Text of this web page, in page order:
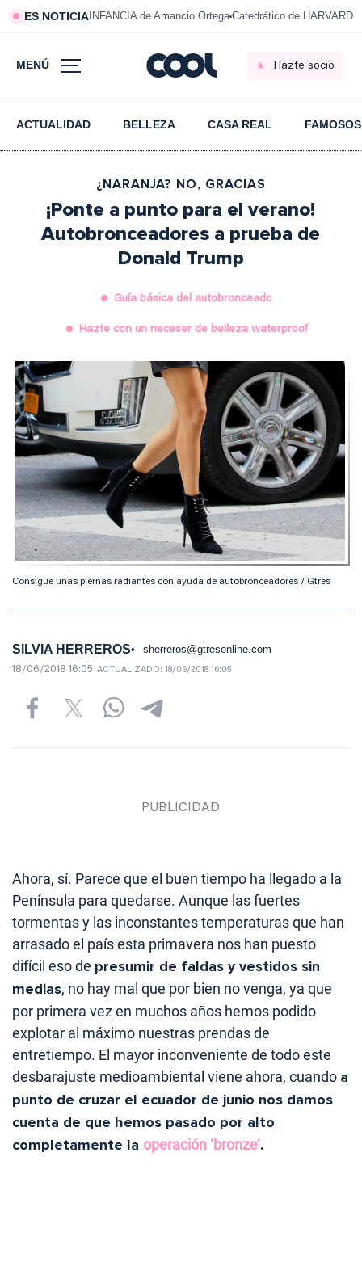
ES NOTICIA INFANCIA de Amancio Ortega Catedrático de HARVARD
MENÚ Hazte socio
ACTUALIDAD BELLEZA CASA REAL FAMOSOS
¿NARANJA? NO, GRACIAS
¡Ponte a punto para el verano!
Autobronceadores a prueba de
Donald Trump
Guía básica del autobronceado
Hazte con un neceser de belleza waterproof
Consigue unas piernas radiantes con ayuda de autobronceadores / Gtres
SILVIA HERREROS sherreros@gtresonline.com
18/06/2018 16:05 ACTUALIZADO: 18/06/2018 16:05
Ahora, sí. Parece que el buen tiempo ha llegado a la
Península para quedarse. Aunque las fuertes
tormentas y las inconstantes temperaturas que han
arrasado el país esta primavera nos han puesto
difícil eso de presumir de faldas y vestidos sin
medias, no hay mal que por bien no venga, ya que
por primera vez en muchos años hemos podido
explotar al máximo nuestras prendas de
entretiempo. El mayor inconveniente de todo este
desbarajuste medioambiental viene ahora, cuando a
punto de cruzar el ecuador de junio nos damos
cuenta de que hemos pasado por alto
completamente la operación ‘bronze’.